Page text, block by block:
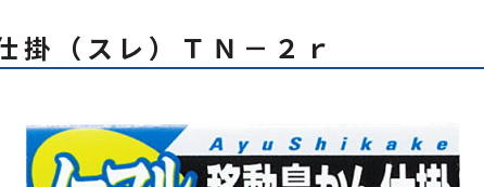
掛（スレ）ＴＮ－２ｒ